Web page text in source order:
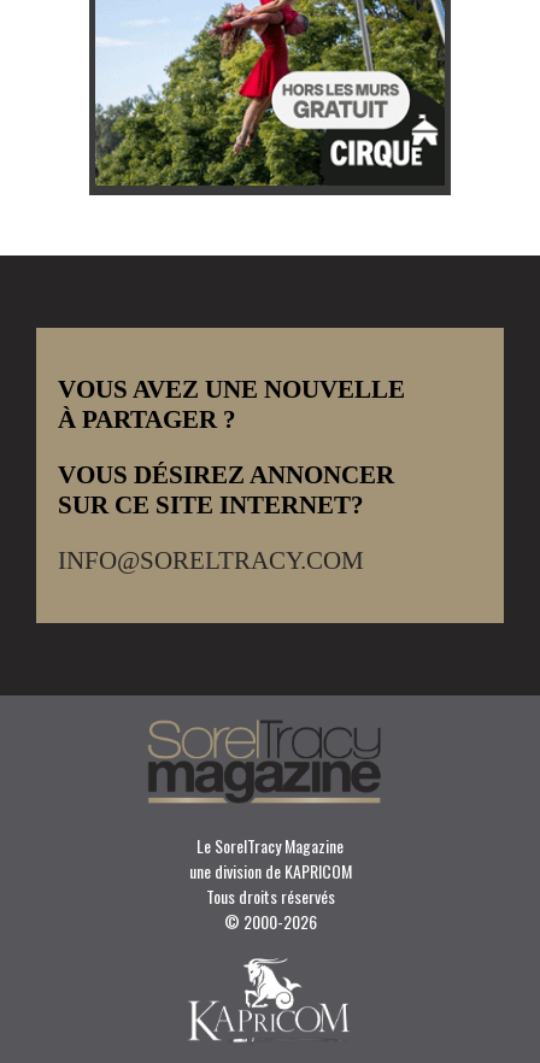
VOUS AVEZ UNE NOUVELLE
À PARTAGER ?
VOUS DÉSIREZ ANNONCER
SUR CE SITE INTERNET?
INFO@SORELTRACY.COM
Le SorelTracy Magazine
une division de KAPRICOM
Tous droits réservés
© 2000-2026